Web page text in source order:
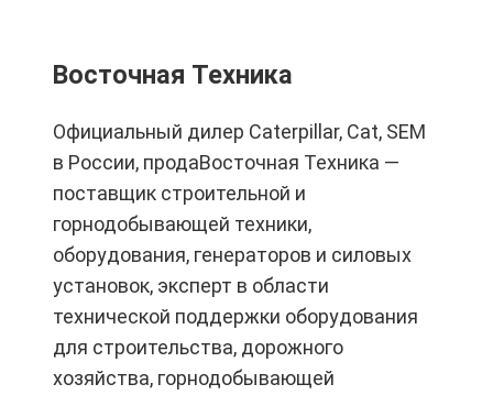
Восточная Техника
Официальный дилер Caterpillar, Cat, SEM
в России, продаВосточная Техника —
поставщик строительной и
горнодобывающей техники,
оборудования, генераторов и силовых
установок, эксперт в области
технической поддержки оборудования
для строительства, дорожного
хозяйства, горнодобывающей